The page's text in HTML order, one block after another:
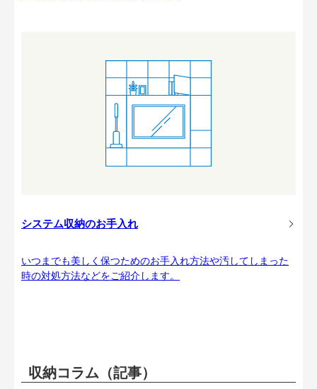
システム収納のお手入れ
いつまでも美しく保つためのお手入れ方法や汚してしまった
時の対処方法などをご紹介します。
収納コラム（記事）